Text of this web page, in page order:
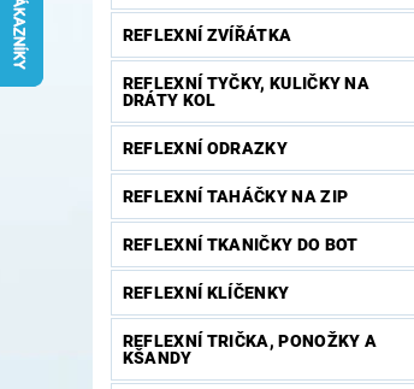
REFLEXNÍ ZVÍŘÁTKA
REFLEXNÍ TYČKY, KULIČKY NA
DRÁTY KOL
REFLEXNÍ ODRAZKY
REFLEXNÍ TAHÁČKY NA ZIP
REFLEXNÍ TKANIČKY DO BOT
REFLEXNÍ KLÍČENKY
REFLEXNÍ TRIČKA, PONOŽKY A
KŠANDY